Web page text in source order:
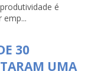
é
emp...
30
UMA